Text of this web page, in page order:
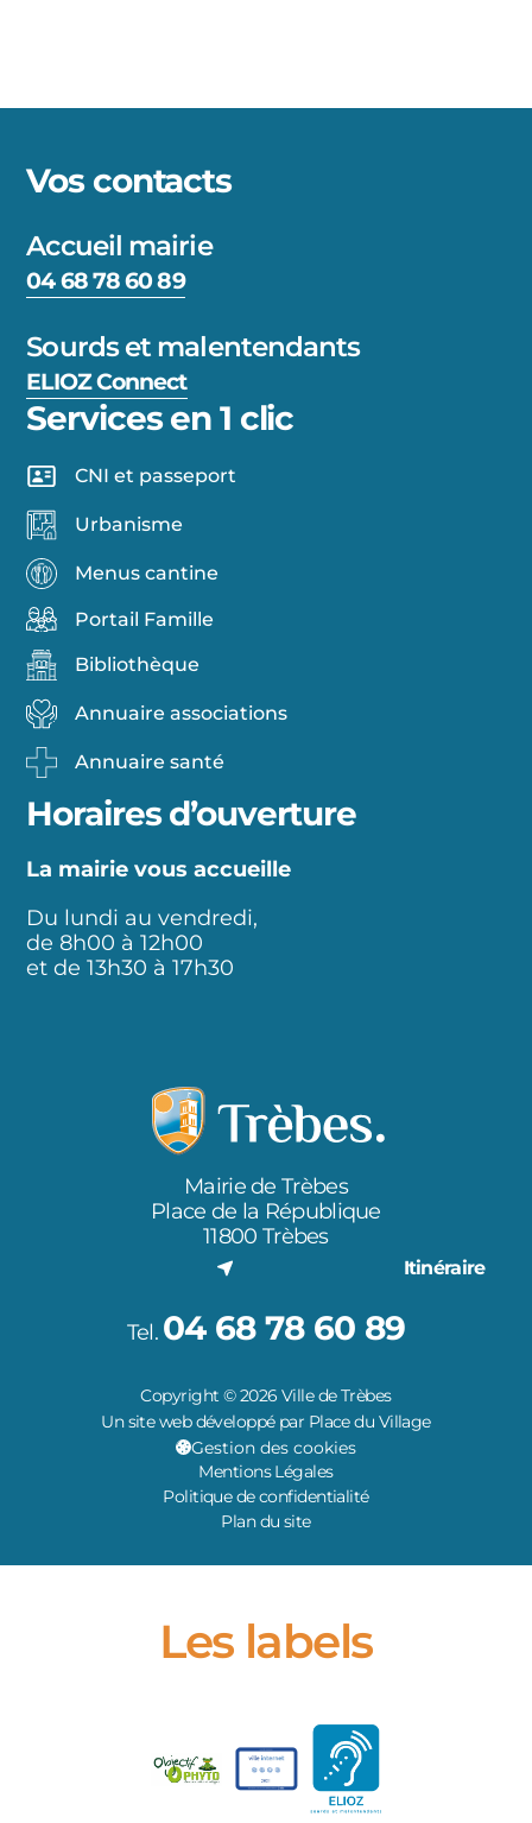
Vos contacts
Accueil mairie
04 68 78 60 89
Sourds et malentendants
ELIOZ Connect
Services en 1 clic
CNI et passeport
Urbanisme
Menus cantine
Portail Famille
Bibliothèque
Annuaire associations
Annuaire santé
Horaires d’ouverture
La mairie vous accueille
Du lundi au vendredi,
de 8h00 à 12h00
et de 13h30 à 17h30
Mairie de Trèbes
Place de la République
11800 Trèbes
Itinéraire
Tel. 04 68 78 60 89
Copyright © 2026 Ville de Trèbes
Un site web développé par Place du Village
Gestion des cookies
Mentions Légales
Politique de confidentialité
Plan du site
Les labels